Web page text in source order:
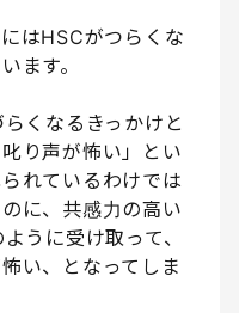
はHSCがつらくな
ます。
くなるきっかけと
り声が怖い」とい
れているわけでは
に、共感力の高い
うに受け取って、
い、となってしま